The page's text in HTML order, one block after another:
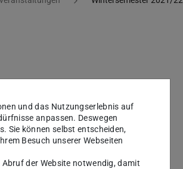
finden Sie einen
und das Nutzungserlebnis auf
anpassen. Deswegen
Sie können selbst entscheiden,
Besuch unserer Webseiten
Abruf der Website notwendig, damit